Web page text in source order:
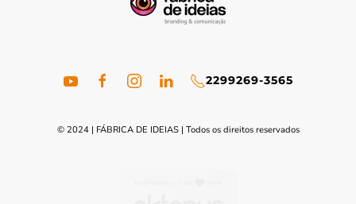
2299269-3565
© 2024 | FÁBRICA DE IDEIAS | Todos os direitos reservados